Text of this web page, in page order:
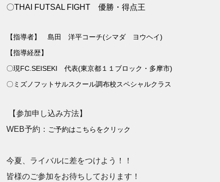
〇THAI FUTSAL FIGHT 優勝・得点王
【指導者】 島田 洋平コーチ(シマダ ヨウヘイ)
【指導経歴】
〇現FC.SEISEKI 代表(東京都１１ブロック・多摩市)
〇ミズノフットサルスクール調布校スペシャルクラス
【参加申し込み方法】
WEB予約： ご予約はこちらをクリック
今夏、ライバルに差をつけよう！！
皆様のご参加をお待ちしております！